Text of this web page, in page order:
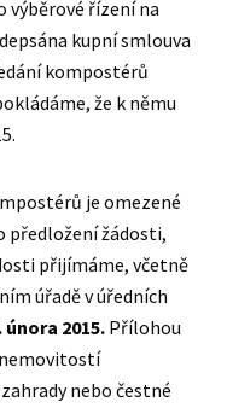
výběrové řízení na
kupní smlouva
kompostérů
že k němu
je omezené
předložení žádosti,
přijímáme, včetně
úřadě v úředních
února 2015. Přílohou
nebo čestné